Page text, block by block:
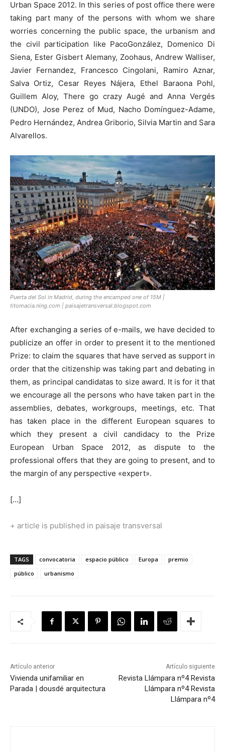
Urban Space 2012. In this series of post office there were
taking part many of the persons with whom we share
worries concerning the public space, the urbanism and
the civil participation like PacoGonzález, Domenico Di
Siena, Ester Gisbert Alemany, Zoohaus, Andrew Walliser,
Javier Fernandez, Francesco Cingolani, Ramiro Aznar,
Salva Ortiz, Cesar Reyes Nájera, Ethel Baraona Pohl,
Guillem Aloy, There go crazy Augé and Anna Vergés
(UNDO), Jose Perez of Mud, Nacho Domínguez-Adame,
Pedro Hernández, Andrea Griborio, Silvia Martin and Sara
Alvarellos.
Puerta del Sol in Madrid, during the encamped one of 15M |
titomacia.ning.com | paisajetransversal.blogspot.com
After exchanging a series of e-mails, we have decided to
publicize an offer in order to present it to the mentioned
Prize: to claim the squares that have served as support in
order that the citizenship was taking part and debating in
them, as principal candidatas to size award. It is for it that
we encourage all the persons who have taken part in the
assemblies, debates, workgroups, meetings, etc. That
has taken place in the different European squares to
which they present a civil candidacy to the Prize
European Urban Space 2012, as dispute to the
professional offers that they are going to present, and to
the margin of any perspective «expert».
[…]
+ article is published in paisaje transversal
TAGS convocatoria espacio público Europa
premio
público
urbanismo
Artículo anterior
Vivienda unifamiliar en
Parada | dousdé arquitectura
Artículo siguiente
Revista Llámpara nº4Revista
Llámpara nº4Revista
Llámpara nº4